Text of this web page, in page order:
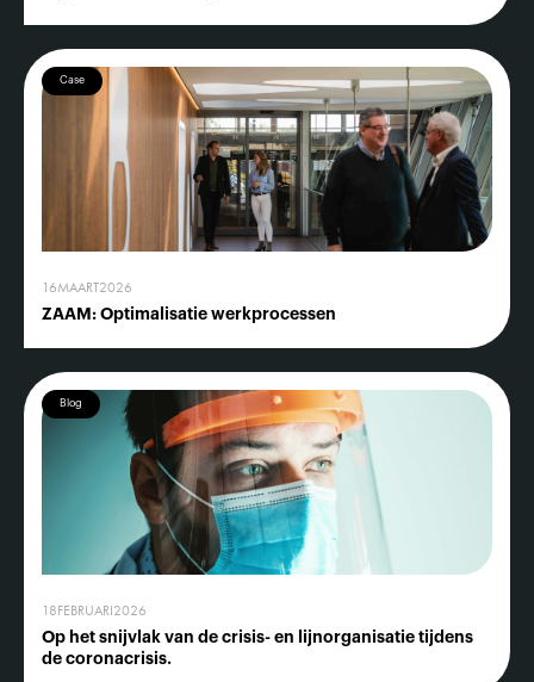
Case
16MAART2026
ZAAM: Optimalisatie werkprocessen
Blog
18FEBRUARI2026
Op het snijvlak van de crisis- en lijnorganisatie tijdens
de coronacrisis.